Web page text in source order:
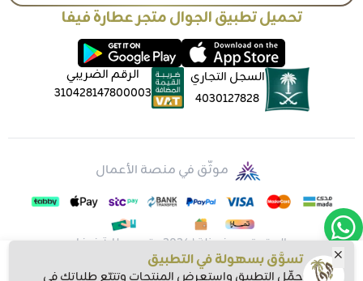
تحميل تطبيق الجوال متجر عطارة فيفا
السجل التجاري
4030127828
الرقم الضريبي
310428147800003
موثّق في منصة الأعمال
الحقوق محفوظة | 2026 متجر عطارة فيفا
تسوَّق بسهولة في التطبيق